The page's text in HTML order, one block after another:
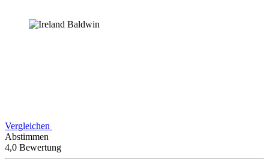
Vergleichen
Abstimmen
4,0 Bewertung